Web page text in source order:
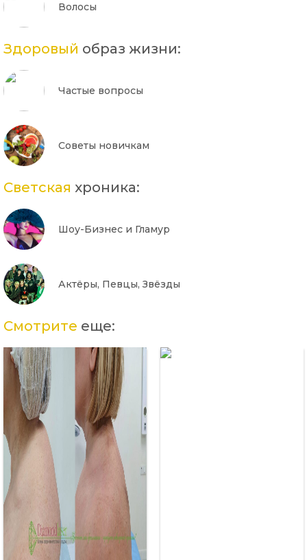
Волосы
Здоровый образ жизни:
Частые вопросы
Советы новичкам
Светская хроника:
Шоу-Бизнес и Гламур
Актёры, Певцы, Звёзды
Смотрите еще: